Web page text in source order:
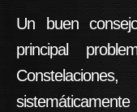
Un buen
principal